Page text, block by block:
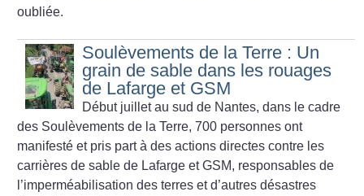
oubliée.
Soulèvements de la Terre : Un
grain de sable dans les rouages
de Lafarge et GSM
Début juillet au sud de Nantes, dans le cadre
des Soulèvements de la Terre, 700 personnes ont
manifesté et pris part à des actions directes contre les
carrières de sable de Lafarge et GSM, responsables de
l’imperméabilisation des terres et d’autres désastres